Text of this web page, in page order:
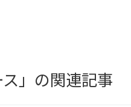
ス」の関連記事